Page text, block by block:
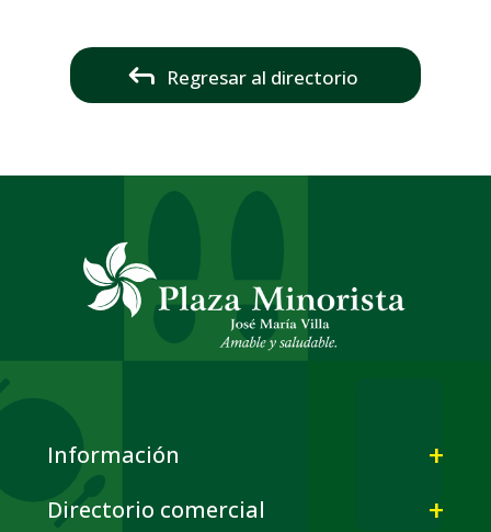
Regresar al directorio
Información
Directorio comercial